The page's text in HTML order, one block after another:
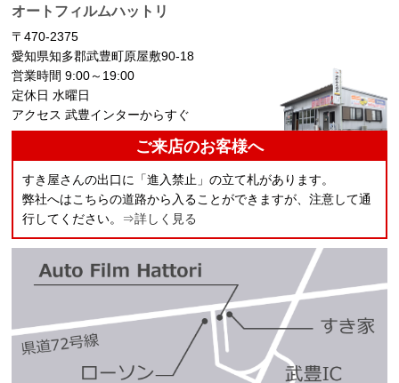
オートフィルムハットリ
〒470-2375
愛知県知多郡武豊町原屋敷90-18
営業時間 9:00～19:00
定休日 水曜日
アクセス 武豊インターからすぐ
ご来店のお客様へ
すき屋さんの出口に「進入禁止」の立て札があります。
弊社へはこちらの道路から入ることができますが、注意して通
行してください。 ⇒詳しく見る